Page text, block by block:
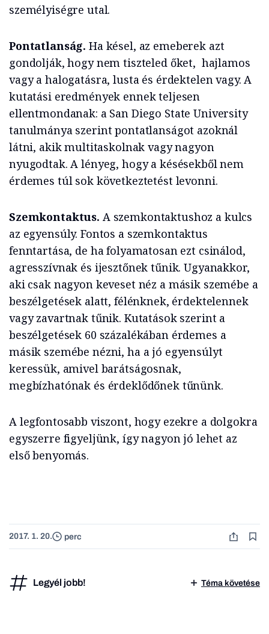
személyiségre utal.
Pontatlanság. Ha késel, az emeberek azt
gondolják, hogy nem tiszteled őket, hajlamos
vagy a halogatásra, lusta és érdektelen vagy. A
kutatási eredmények ennek teljesen
ellentmondanak: a San Diego State University
tanulmánya szerint pontatlanságot azoknál
látni, akik multitaskolnak vagy nagyon
nyugodtak. A lényeg, hogy a késésekből nem
érdemes túl sok következtetést levonni.
Szemkontaktus. A szemkontaktushoz a kulcs
az egyensúly. Fontos a szemkontaktus
fenntartása, de ha folyamatosan ezt csinálod,
agresszívnak és ijesztőnek tűnik. Ugyanakkor,
aki csak nagyon keveset néz a másik szemébe a
beszélgetések alatt, félénknek, érdektelennek
vagy zavartnak tűnik. Kutatások szerint a
beszélgetések 60 százalékában érdemes a
másik szemébe nézni, ha a jó egyensúlyt
keressük, amivel barátságosnak,
megbízhatónak és érdeklődőnek tűnünk.
A legfontosabb viszont, hogy ezekre a dolgokra
egyszerre figyeljünk, így nagyon jó lehet az
első benyomás.
2017. 1. 20. perc
Legyél jobb! Téma követése